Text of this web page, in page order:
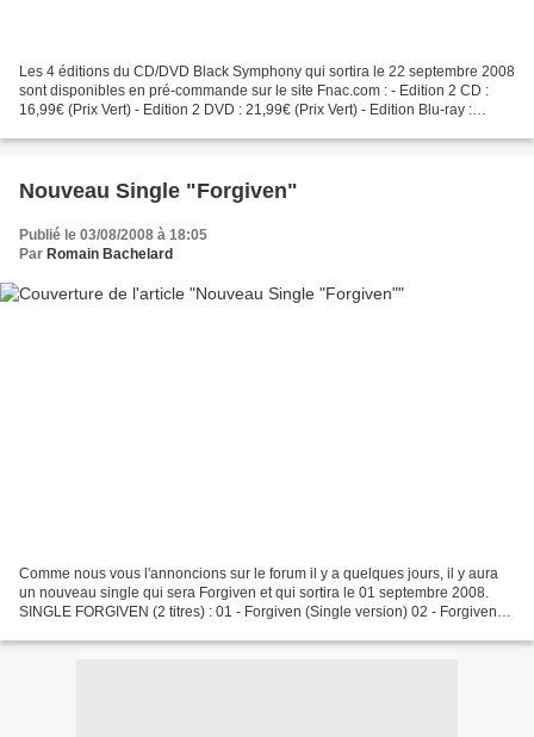
Les 4 éditions du CD/DVD Black Symphony qui sortira le 22 septembre 2008
sont disponibles en pré-commande sur le site Fnac.com : - Edition 2 CD :
16,99€ (Prix Vert) - Edition 2 DVD : 21,99€ (Prix Vert) - Edition Blu-ray :
Nouveau Single "Forgiven"
Publié le 03/08/2008 à 18:05
Par Romain Bachelard
Comme nous vous l'annoncions sur le forum il y a quelques jours, il y aura
un nouveau single qui sera Forgiven et qui sortira le 01 septembre 2008.
SINGLE FORGIVEN (2 titres) : 01 - Forgiven (Single version) 02 - Forgiven